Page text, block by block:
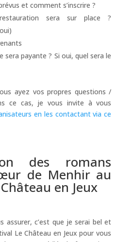
et comment s’inscrire ?
sera sur place ?
sera payante ? Si oui, quel sera le
ayez vos propres questions /
ce cas, je vous invite à vous
en les contactant via ce
des romans
de Menhir au
en Jeux
assurer, c’est que je serai bel et
Le Château en Jeux pour vous